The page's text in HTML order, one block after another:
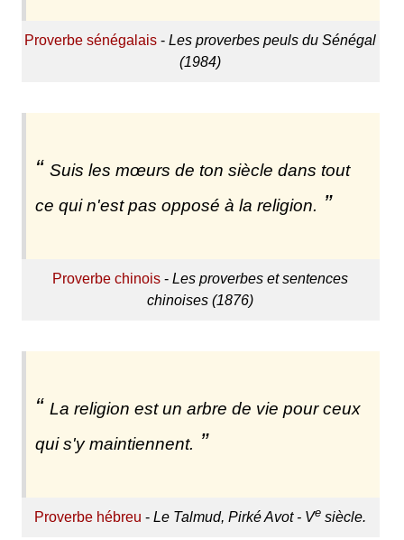
Proverbe sénégalais -Les proverbes peuls du Sénégal
(1984)
Suis les mœurs de ton siècle dans tout
ce qui n'est pas opposé à la religion.
Proverbe chinois -Les proverbes et sentences
chinoises (1876)
La religion est un arbre de vie pour ceux
qui s'y maintiennent.
Proverbe hébreu -Le Talmud, Pirké Avot - Ve siècle.